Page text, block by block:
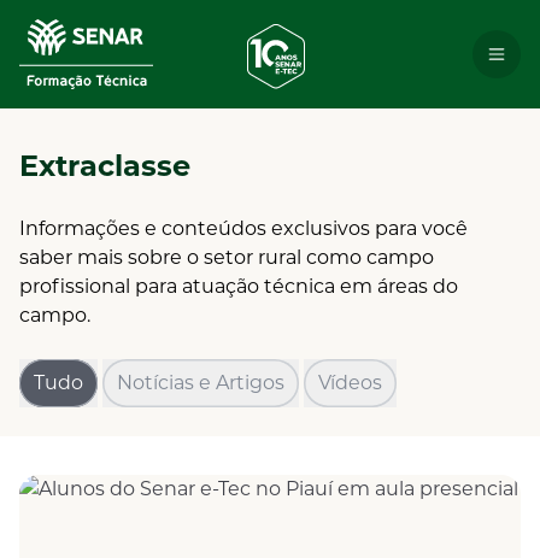
Extraclasse
Informações e conteúdos exclusivos para você
saber mais sobre o setor rural como campo
profissional para atuação técnica em áreas do
campo.
Tudo Notícias e Artigos Vídeos